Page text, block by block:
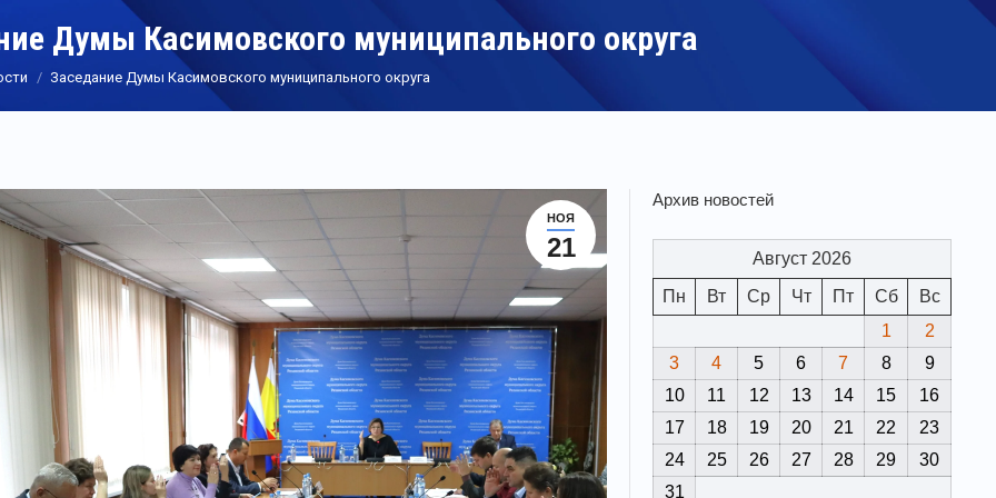
Думы Касимовского муниципального округа
Заседание Думы Касимовского муниципального округа
НОЯ
21
Архив новостей
Август 2026
Пн
Вт Ср Чт Пт Сб
Вс
1
2
3
4 5 6 7 8
9
10
11 12 13 14 15
16
17
18 19 20 21 22
23
24
25 26 27 28 29
30
31